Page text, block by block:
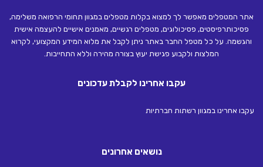
אתר המטפלים מאפשר לך למצוא בקלות מטפלים במגוון תחומי הרפואה משלימה,
פסיכותרפיסטים, פסיכולוגים, מטפלים רגשיים, מאמנים אישיים להעצמה אישית
והגשמה. על כל מטפל החבר באתר ניתן לקבל את מלוא המידע המקצועי, לקרוא
המלצות ולקבוע פגישת יעוץ בצורה מהירה וללא התחייבות.
עקבו אחרינו לקבלת עדכונים
עקבו אחרינו במגוון רשתות חברתיות
נושאים אחרונים